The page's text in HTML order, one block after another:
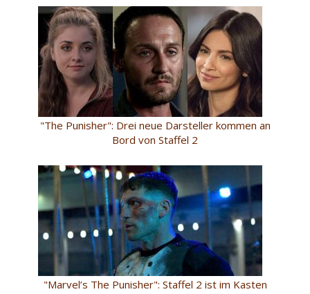
"The Punisher": Drei neue Darsteller kommen an
Bord von Staffel 2
"Marvel’s The Punisher": Staffel 2 ist im Kasten